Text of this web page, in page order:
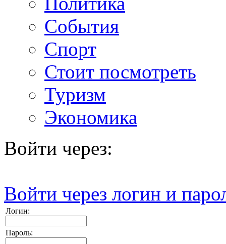
События
Спорт
Стоит посмотреть
Туризм
Экономика
Войти через:
Войти через логин и
Логин:
Пароль: